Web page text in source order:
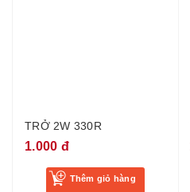
TRỞ 2W 330R
1.000 đ
Thêm giỏ hàng